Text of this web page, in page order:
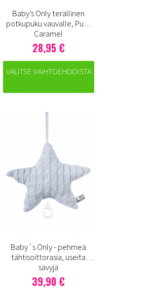
Baby’s Only terällinen
potkupuku vauvalle, Pure
Caramel
28,95 €
VALITSE VAIHTOEHDOISTA
Baby´s Only - pehmeä
tähtisoittorasia, useita
sävyjä
39,90 €